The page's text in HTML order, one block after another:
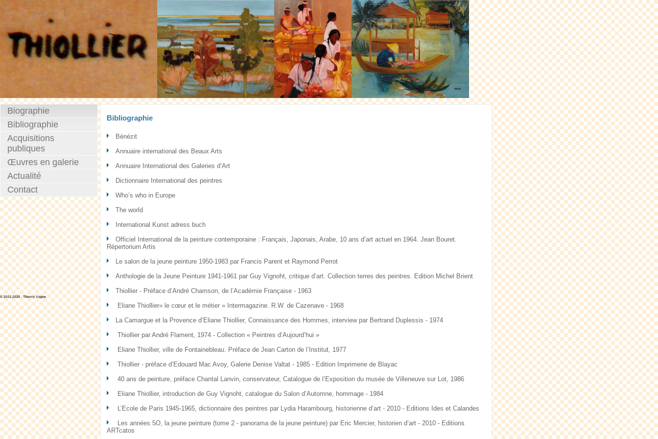
Biographie
Bibliographie
Acquisitions
publiques
Œuvres en galerie
Actualité
Contact
Bibliographie
Bénézit
Annuaire international des Beaux Arts
Annuaire International des Galeries d’Art
Dictionnaire International des peintres
Who’s who in Europe
The world
International Kunst adress buch
Officiel International de la peinture contemporaine : Français, Japonais, Arabe, 10 ans d’art actuel en 1964. Jean Bouret.
Répertorium Artis
Le salon de la jeune peinture 1950-1983 par Francis Parent et Raymond Perrot
Anthologie de la Jeune Peinture 1941-1961 par Guy Vignoht, critique d’art. Collection terres des peintres. Edition Michel Brient
Thiollier - Préface d’André Chamson, de l’Académie Française - 1963
Eliane Thiollier« le cœur et le métier » Intermagazine. R.W. de Cazenave - 1968
La Camargue et la Provence d’Eliane Thiollier, Connaissance des Hommes, interview par Bertrand Duplessis - 1974
Thiollier par André Flament, 1974 - Collection « Peintres d’Aujourd’hui »
Eliane Thiollier, ville de Fontainebleau. Préface de Jean Carton de l’Institut, 1977
Thiollier - préface d’Edouard Mac Avoy, Galerie Denise Valtat - 1985 - Edition Imprimerie de Blayac
40 ans de peinture, préface Chantal Lanvin, conservateur, Catalogue de l’Exposition du musée de Villeneuve sur Lot, 1986
Eliane Thiollier, introduction de Guy Vignoht, catalogue du Salon d’Automne, hommage - 1984
L’Ecole de Paris 1945-1965, dictionnaire des peintres par Lydia Harambourg, historienne d’art - 2010 - Editions Ides et Calandes
Les années 5O, la jeune peinture (tome 2 - panorama de la jeune peinture) par Eric Mercier, historien d’art - 2010 - Editions
ARTcatos
© 2011-2020 - Thierry Vagne